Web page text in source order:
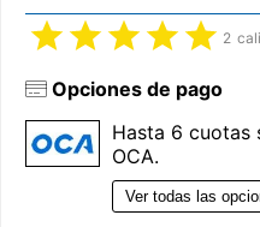
2
Opciones de pago
Hasta 6 cuotas
OCA.
Ver todas las